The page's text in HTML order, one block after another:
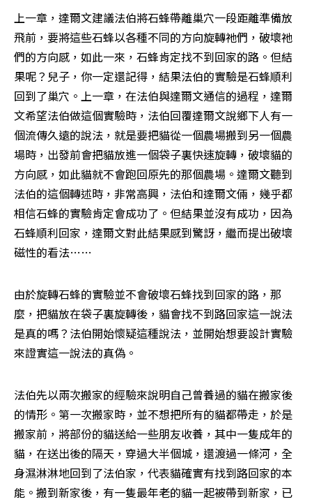
上一章，達爾文建議法伯將石蜂帶離巢穴一段距離準備放
飛前，要將這些石蜂以各種不同的方向旋轉祂們，破壞祂
們的方向感，如此一來，石蜂肯定找不到回家的路。但結
果呢？兒子，你一定還記得，結果法伯的實驗是石蜂順利
回到了巢穴。上一章，在法伯與達爾文通信的過程，達爾
文希望法伯做這個實驗時，法伯回覆達爾文說鄉下人有一
個流傳久遠的說法，就是要把貓從一個農場搬到另一個農
場時，出發前會把貓放進一個袋子裏快速旋轉，破壞貓的
方向感，如此貓就不會跑回原先的那個農場。達爾文聽到
法伯的這個轉述時，非常高興，法伯和達爾文倆，幾乎都
相信石蜂的實驗肯定會成功了。但結果並沒有成功，因為
石蜂順利回家，達爾文對此結果感到驚訝，繼而提出破壞
磁性的看法……
由於旋轉石蜂的實驗並不會破壞石蜂找到回家的路，那
麼，把貓放在袋子裏旋轉後，貓會找不到路回家這一說法
是真的嗎？法伯開始懷疑這種說法，並開始想要設計實驗
來證實這一說法的真偽。
法伯先以兩次搬家的經驗來說明自己曾養過的貓在搬家後
的情形。第一次搬家時，並不想把所有的貓都帶走，於是
搬家前，將部份的貓送給一些朋友收養，其中一隻成年的
貓，在送出後的隔天，穿過大半個城，還渡過一條河，全
身濕淋淋地回到了法伯家，代表貓確實有找到路回家的本
能。搬到新家後，有一隻最年老的貓一起被帶到新家，已